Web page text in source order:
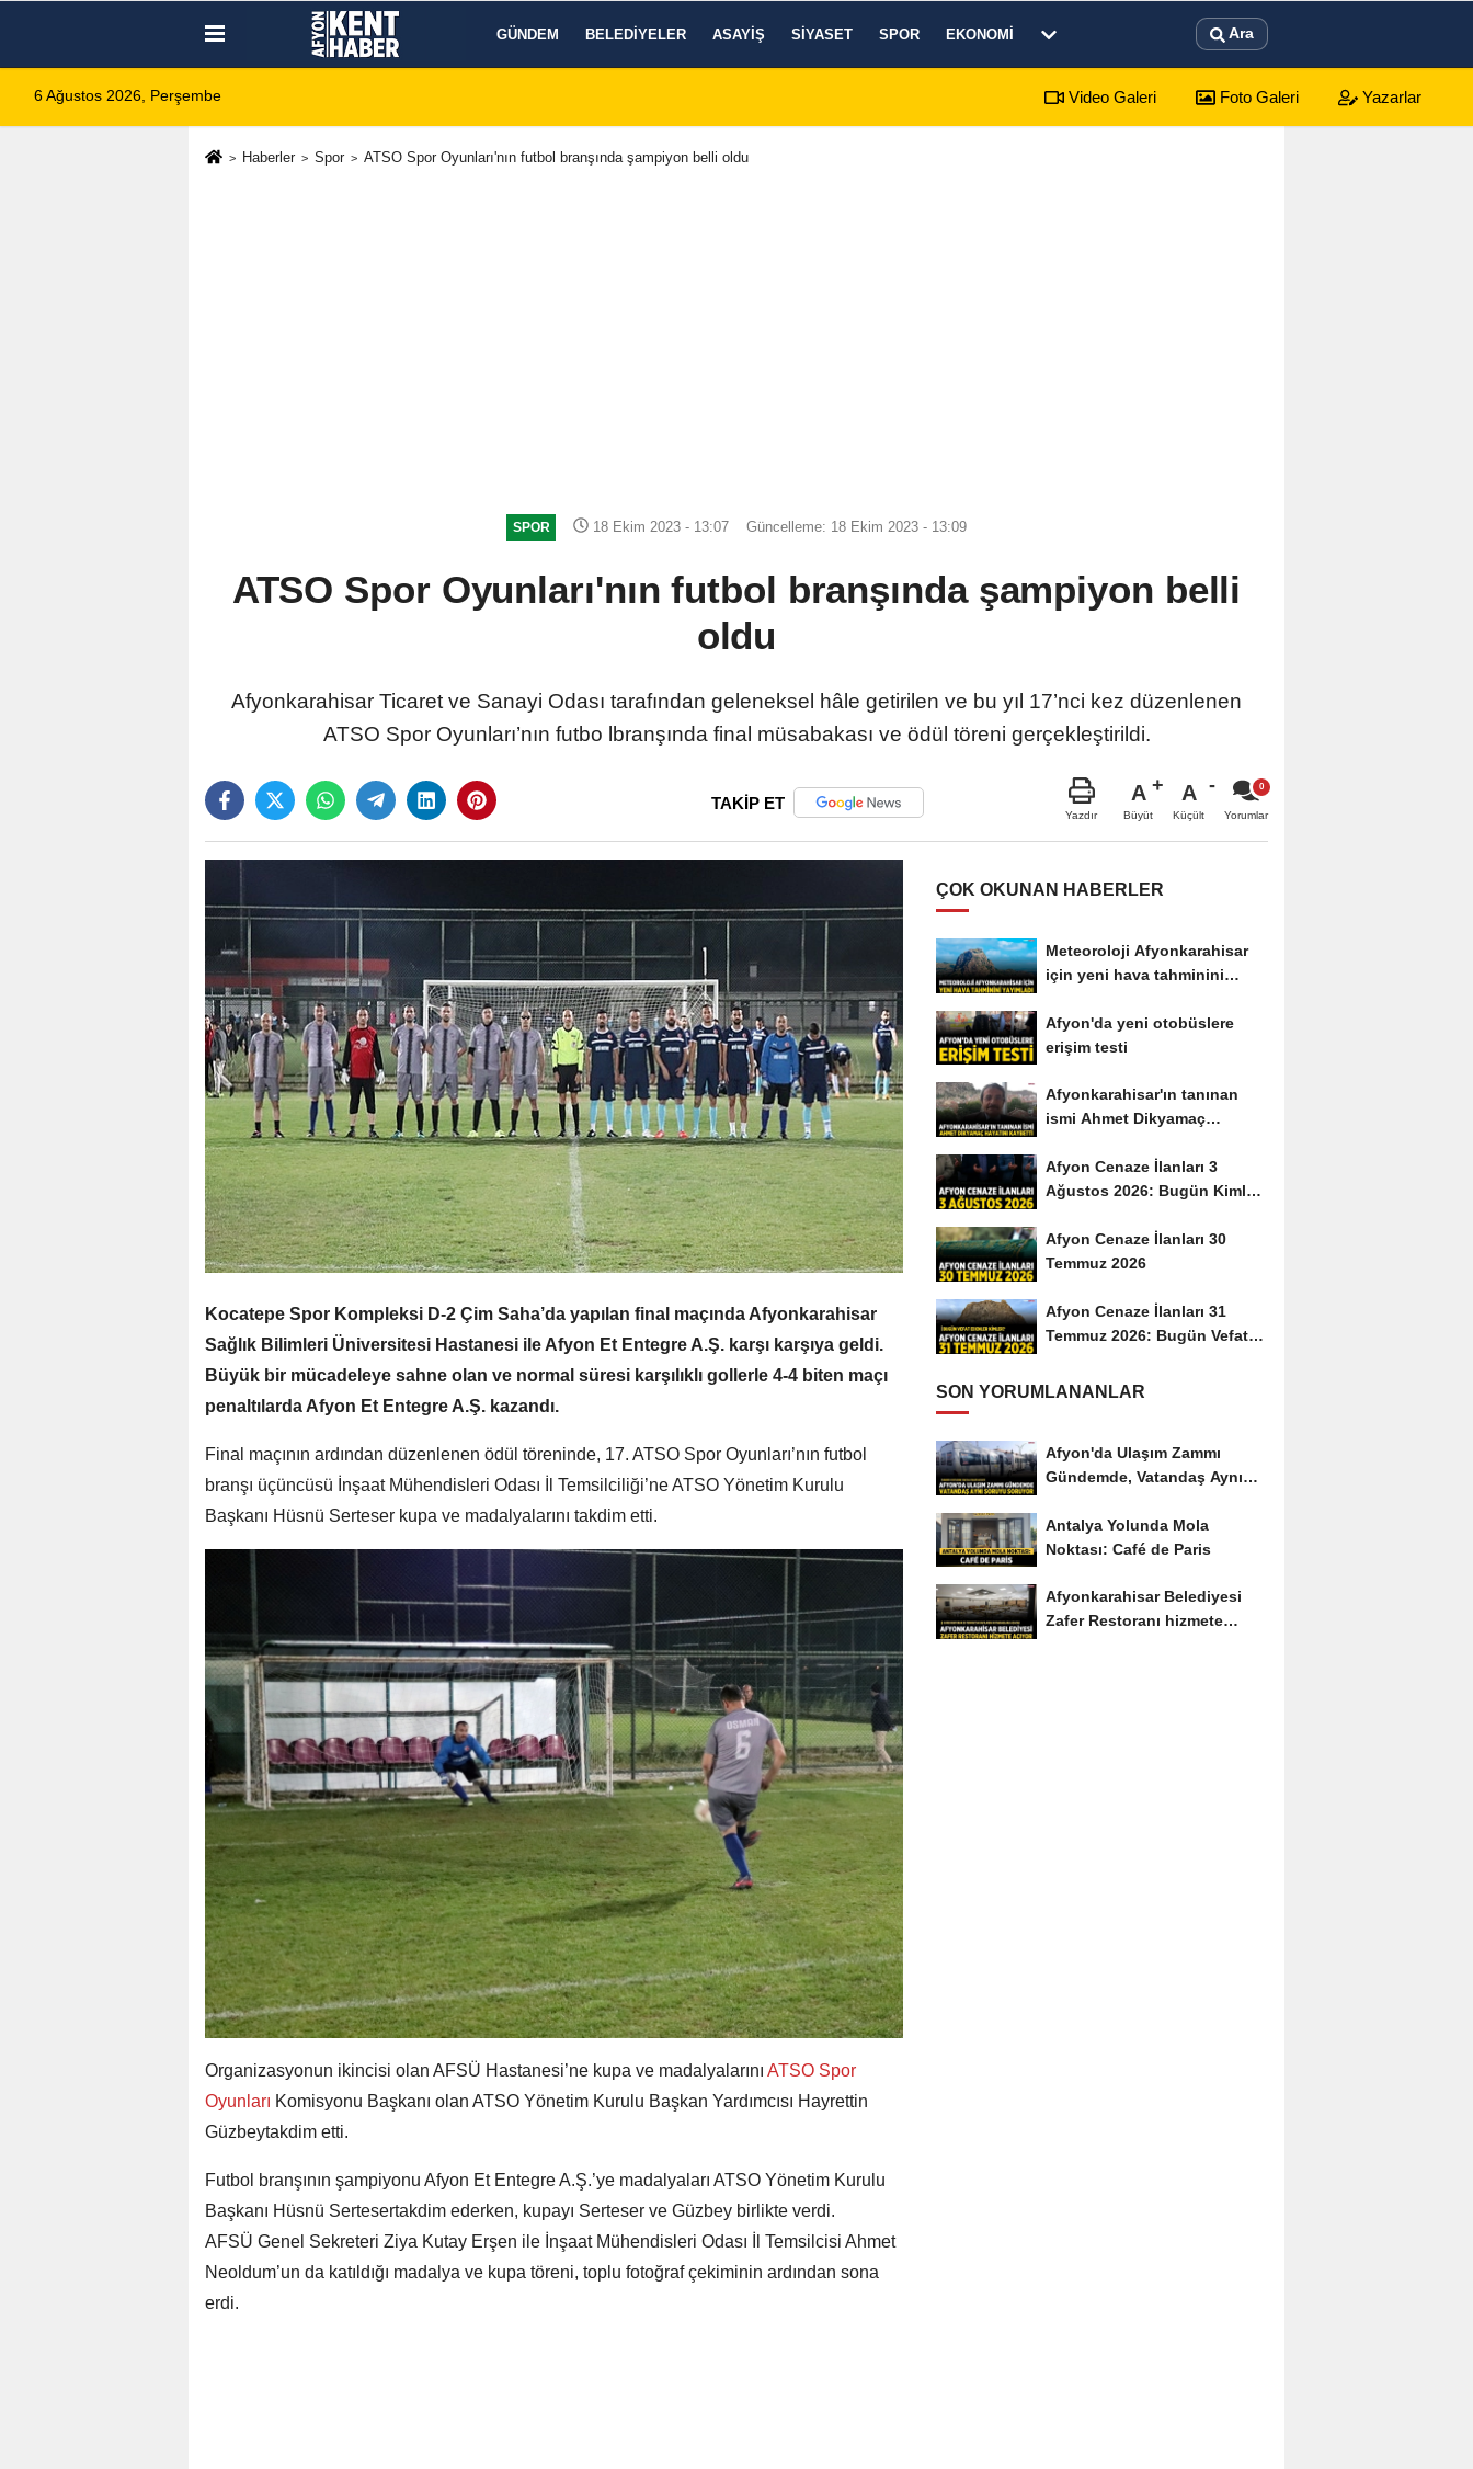
GÜNDEM BELEDIYELER ASAYIŞ SIYASET SPOR EKONOMI Ara
6 Ağustos 2026, Perşembe Video Galeri Foto Galeri Yazarlar
Haberler Spor ATSO Spor Oyunları'nın futbol branşında şampiyon belli oldu
SPOR 18 Ekim 2023 - 13:07 Güncelleme: 18 Ekim 2023 - 13:09
ATSO Spor Oyunları'nın futbol branşında şampiyon belli
oldu
Afyonkarahisar Ticaret ve Sanayi Odası tarafından geleneksel hâle getirilen ve bu yıl 17’nci kez düzenlenen
ATSO Spor Oyunları’nın futbo lbranşında final müsabakası ve ödül töreni gerçekleştirildi.
TAKİP ET
Yazdır
A
Büyüt
A
Küçült Yorumlar
Kocatepe Spor Kompleksi D-2 Çim Saha’da yapılan final maçında Afyonkarahisar
Sağlık Bilimleri Üniversitesi Hastanesi ile Afyon Et Entegre A.Ş. karşı karşıya geldi.
Büyük bir mücadeleye sahne olan ve normal süresi karşılıklı gollerle 4-4 biten maçı
penaltılarda Afyon Et Entegre A.Ş. kazandı.
Final maçının ardından düzenlenen ödül töreninde, 17. ATSO Spor Oyunları’nın futbol
branşı üçüncüsü İnşaat Mühendisleri Odası İl Temsilciliği’ne ATSO Yönetim Kurulu
Başkanı Hüsnü Serteser kupa ve madalyalarını takdim etti.
Organizasyonun ikincisi olan AFSÜ Hastanesi’ne kupa ve madalyalarını ATSO Spor
Oyunları Komisyonu Başkanı olan ATSO Yönetim Kurulu Başkan Yardımcısı Hayrettin
Güzbeytakdim etti.
Futbol branşının şampiyonu Afyon Et Entegre A.Ş.’ye madalyaları ATSO Yönetim Kurulu
Başkanı Hüsnü Sertesertakdim ederken, kupayı Serteser ve Güzbey birlikte verdi.
AFSÜ Genel Sekreteri Ziya Kutay Erşen ile İnşaat Mühendisleri Odası İl Temsilcisi Ahmet
Neoldum’un da katıldığı madalya ve kupa töreni, toplu fotoğraf çekiminin ardından sona
erdi.
ÇOK OKUNAN HABERLER
Meteoroloji Afyonkarahisar
için yeni hava tahminini
Afyon'da yeni otobüslere
erişim testi
Afyonkarahisar'ın tanınan
ismi Ahmet Dikyamaç
Afyon Cenaze İlanları 3
Ağustos 2026: Bugün Kimler
Afyon Cenaze İlanları 30
Temmuz 2026
Afyon Cenaze İlanları 31
Temmuz 2026: Bugün Vefat
SON YORUMLANANLAR
Afyon'da Ulaşım Zammı
Gündemde, Vatandaş Aynı
Antalya Yolunda Mola
Noktası: Café de Paris
Afyonkarahisar Belediyesi
Zafer Restoranı hizmete